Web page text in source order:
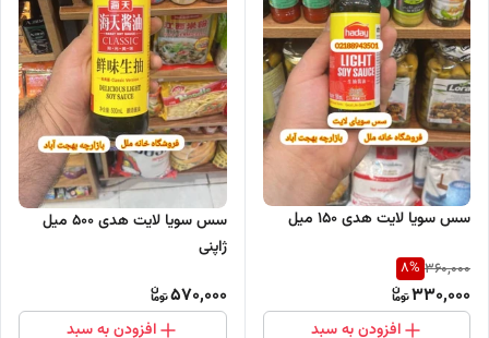
سس سویا لایت هدی ۱۵۰ میل
360,000
8%
330,000
افزودن به سبد
سس سویا لایت هدی 500 میل
ژاپنی
570,000
افزودن به سبد